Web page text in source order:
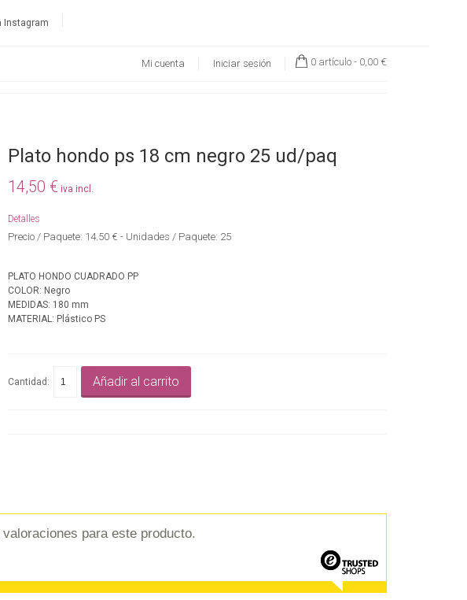
Instagram
Mi cuenta Iniciar sesión 0 artículo - 0,00 €
Plato hondo ps 18 cm negro 25 ud/paq
14,50 € iva incl.
Detalles
Precio / Paquete: 14.50 € - Unidades / Paquete: 25
PLATO HONDO CUADRADO PP
COLOR: Negro
MEDIDAS: 180 mm
MATERIAL: Plástico PS
Cantidad: Añadir al carrito
para este producto.